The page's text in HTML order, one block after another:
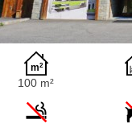
100 m²